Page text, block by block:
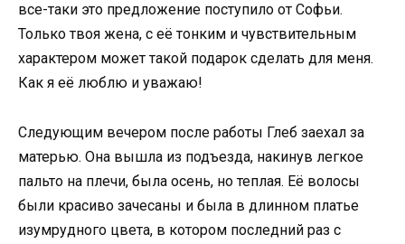
все-таки это предложение поступило от Софьи.
Только твоя жена, с её тонким и чувствительным
характером может такой подарок сделать для меня.
Как я её люблю и уважаю!
Следующим вечером после работы Глеб заехал за
матерью. Она вышла из подъезда, накинув легкое
пальто на плечи, была осень, но теплая. Её волосы
были красиво зачесаны и была в длинном платье
изумрудного цвета, в котором последний раз с